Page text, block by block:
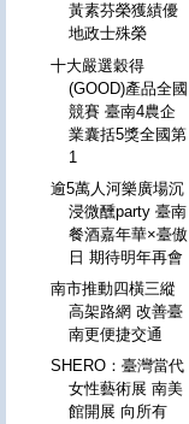
黃素芬榮獲績優
地政士殊榮
十大嚴選穀得
(GOOD)產品全國
競賽 臺南4農企
業囊括5獎全國第
1
逾5萬人河樂廣場沉
浸微醺party 臺南
餐酒嘉年華×臺傲
日 期待明年再會
南市推動四橫三縱
高架路網 改善臺
南更便捷交通
SHERO：臺灣當代
女性藝術展 南美
館開展 向所有